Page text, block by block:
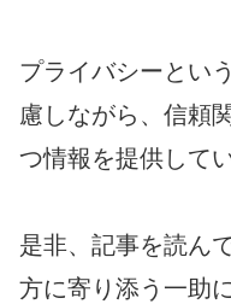
プライバシーとい
慮しながら、信頼
つ情報を提供して
是非、記事を読ん
方に寄り添う一助